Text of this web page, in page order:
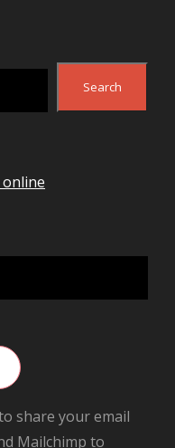
Search
share your email
Mailchimp to